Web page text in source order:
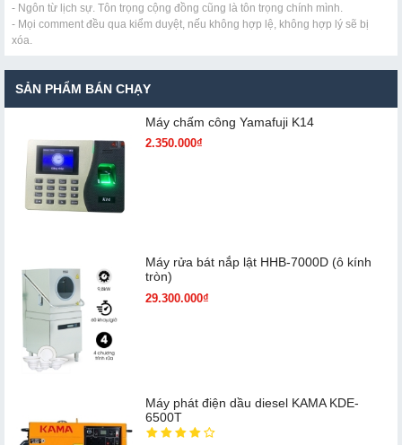
- Ngôn từ lịch sự. Tôn trọng cộng đồng cũng là tôn trọng chính mình.
- Mọi comment đều qua kiểm duyệt, nếu không hợp lệ, không hợp lý sẽ bị
xóa.
SẢN PHẨM BÁN CHẠY
Máy chấm cô​ng Yamafuji K14
2.350.000₫
Máy rửa bát nắp lật HHB-7000D (ô kính
tròn)
29.300.000₫
Máy phát điện dầu diesel KAMA KDE-
6500T